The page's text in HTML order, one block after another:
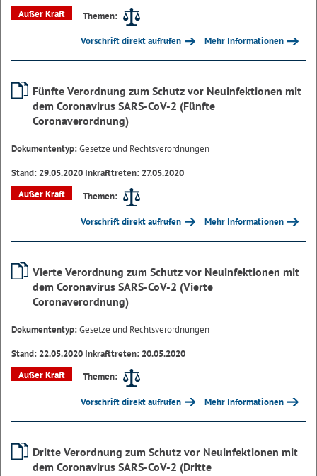
Außer Kraft
Themen:
Vorschrift direkt aufrufen Mehr Informationen
Fünfte Verordnung zum Schutz vor Neuinfektionen mit
dem Coronavirus SARS-CoV-2 (Fünfte
Coronaverordnung)
Dokumententyp:Gesetze und Rechtsverordnungen
Stand: 29.05.2020 Inkrafttreten: 27.05.2020
Außer Kraft
Themen:
Vorschrift direkt aufrufen Mehr Informationen
Vierte Verordnung zum Schutz vor Neuinfektionen mit
dem Coronavirus SARS-CoV-2 (Vierte
Coronaverordnung)
Dokumententyp:Gesetze und Rechtsverordnungen
Stand: 22.05.2020 Inkrafttreten: 20.05.2020
Außer Kraft
Themen:
Vorschrift direkt aufrufen Mehr Informationen
Dritte Verordnung zum Schutz vor Neuinfektionen mit
dem Coronavirus SARS-CoV-2 (Dritte